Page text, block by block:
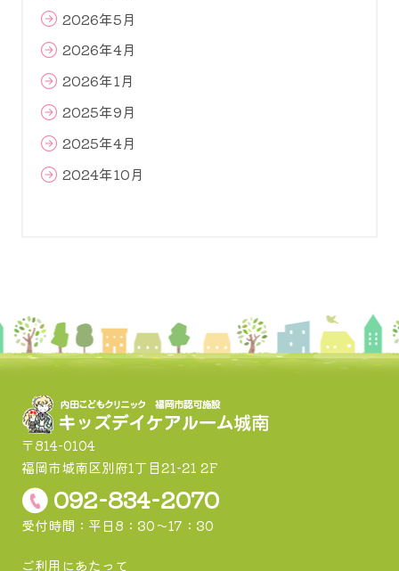
2026年5月
2026年4月
2026年1月
2025年9月
2025年4月
2024年10月
〒814-0104
福岡市城南区別府1丁目21-21 2F
092-834-2070
受付時間：平日8：30～17：30
ご利用にあたって